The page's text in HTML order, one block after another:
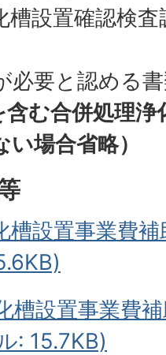
槽設置確認検
必要と認める
む合併処理浄
場合省略）
槽設置事業費
槽設置事業費
: 15.7KB)